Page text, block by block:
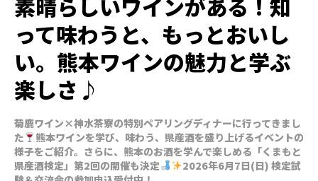
って味わうと、もっとおいし
い。熊本ワインの魅力と学ぶ
楽しさ♪
菊鹿ワイン×神水茶寮の特別ペアリングディナーに行ってきまし
た
熊本ワインを学び、味わう、県産酒を盛り上げるイベントの
様子をご紹介。さらに、熊本のお酒を学んで楽しめる「くまもと
県産酒検定」第2回の開催も決定
2026年6月7日(日) 検定試